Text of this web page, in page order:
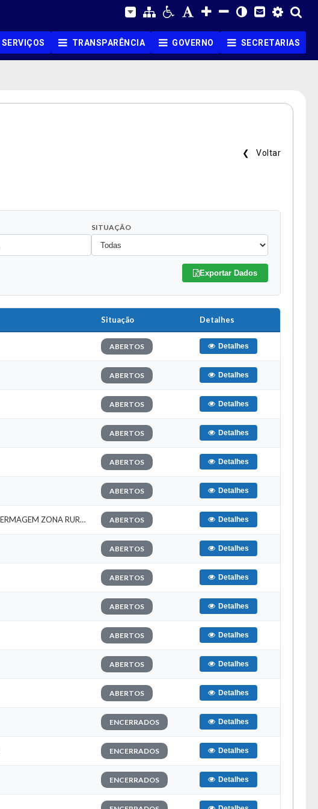
SERVIÇOS TRANSPARÊNCIA GOVERNO SECRETARIAS
❮ Voltar
SITUAÇÃO
Exportar Dados
Situação Detalhes
ABERTOS Detalhes
ABERTOS Detalhes
ABERTOS Detalhes
ABERTOS Detalhes
ABERTOS Detalhes
ABERTOS Detalhes
PROCESSO SELETIVO SIMPLIFICADO Nº 004/2026 - SECRETARIA DE SAUDE - VIGIA E TÉCNICO DE ENFERMAGEM ZONA RURAL (ANULADO) ABERTOS Detalhes
ABERTOS Detalhes
ABERTOS Detalhes
ABERTOS Detalhes
ABERTOS Detalhes
ABERTOS Detalhes
ABERTOS Detalhes
ENCERRADOS Detalhes
ENCERRADOS Detalhes
ENCERRADOS Detalhes